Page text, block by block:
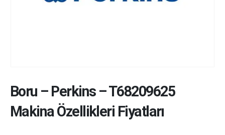
Boru – Perkins–T68209625
Makina Özellikleri Fiyatları